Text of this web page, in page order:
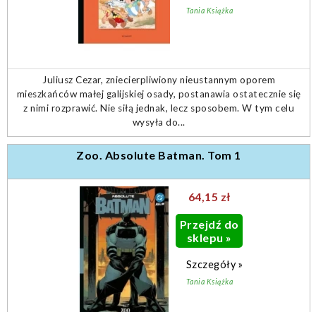
Tania Książka
Juliusz Cezar, zniecierpliwiony nieustannym oporem
mieszkańców małej galijskiej osady, postanawia ostatecznie się
z nimi rozprawić. Nie siłą jednak, lecz sposobem. W tym celu
wysyła do...
Zoo. Absolute Batman. Tom 1
64,15 zł
Przejdź do
sklepu »
Szczegóły »
Tania Książka